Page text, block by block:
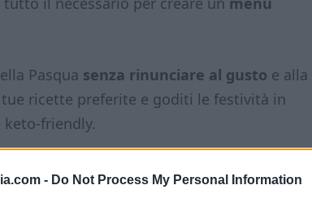
- Do Not Process My Personal Information
Pasqua senza rinunciare al gusto e alla
ricette preferite e goditi le festività in
friendly.